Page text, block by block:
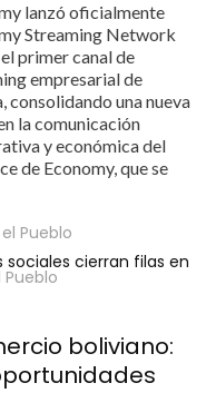
lanzó oficialmente
Streaming Network
primer canal de
empresarial de
consolidando una nueva
la comunicación
y económica del
de Economy, que se
Pueblo
sociales cierran filas en
boliviano: